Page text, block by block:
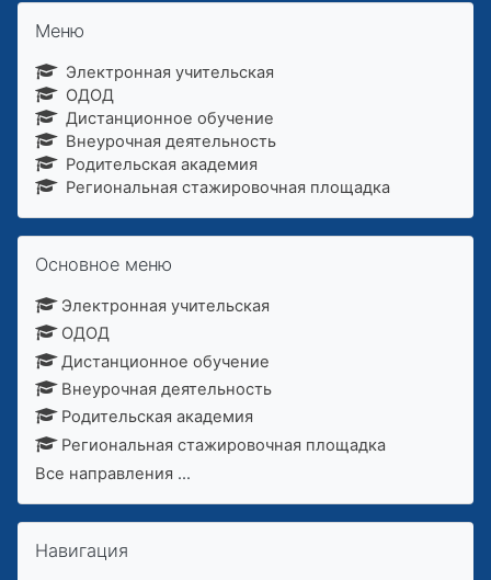
Пропустить Меню
Меню
Электронная учительская
ОДОД
Дистанционное обучение
Внеурочная деятельность
Родительская академия
Региональная стажировочная площадка
Пропустить Основное меню
Основное меню
Электронная учительская
ОДОД
Дистанционное обучение
Внеурочная деятельность
Родительская академия
Региональная стажировочная площадка
Все направления ...
Пропустить Навигация
Навигация